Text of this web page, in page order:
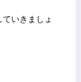
いきましょ